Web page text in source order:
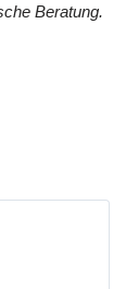
Beratung.